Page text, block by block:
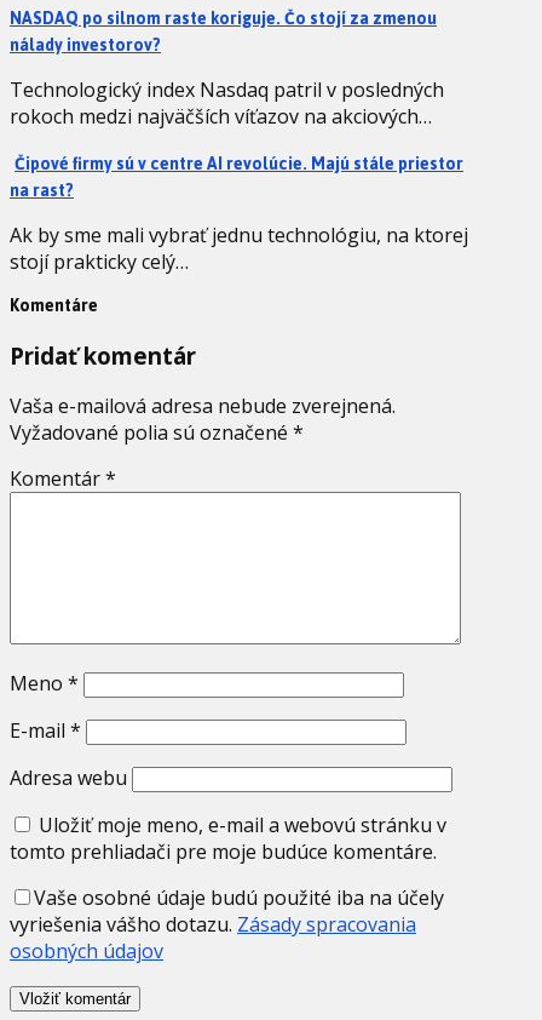
NASDAQ po silnom raste koriguje. Čo stojí za zmenou
nálady investorov?
Technologický index Nasdaq patril v posledných
rokoch medzi najväčších víťazov na akciových…
Čipové firmy sú v centre AI revolúcie. Majú stále priestor
na rast?
Ak by sme mali vybrať jednu technológiu, na ktorej
stojí prakticky celý…
Komentáre
Pridať komentár
Vaša e-mailová adresa nebude zverejnená.
Vyžadované polia sú označené *
Komentár*
Meno *
E-mail *
Adresa webu
Uložiť moje meno, e-mail a webovú stránku v
tomto prehliadači pre moje budúce komentáre.
Vaše osobné údaje budú použité iba na účely
vyriešenia vášho dotazu. Zásady spracovania
osobných údajov